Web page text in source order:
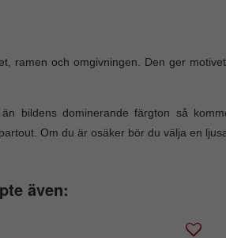
ramen och omgivningen. Den ger
bildens dominerande färgton så
Om du är osäker bör du välja en
även: